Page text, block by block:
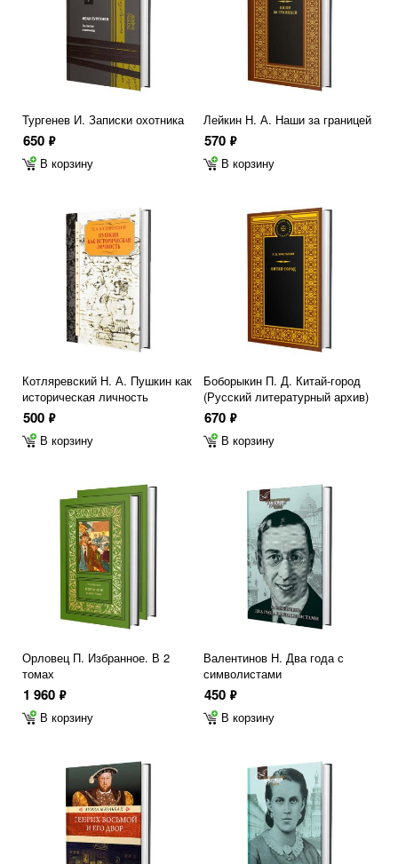
Тургенев И. Записки охотника
650 ф
В корзину
Лейкин Н. А. Наши за границей
570 ф
В корзину
Котляревский Н. А. Пушкин как
историческая личность
500 ф
В корзину
Боборыкин П. Д. Китай-город
(Русский литературный архив)
670 ф
В корзину
Орловец П. Избранное. В 2
томах
1 960 ф
В корзину
Валентинов Н. Два года с
символистами
450 ф
В корзину